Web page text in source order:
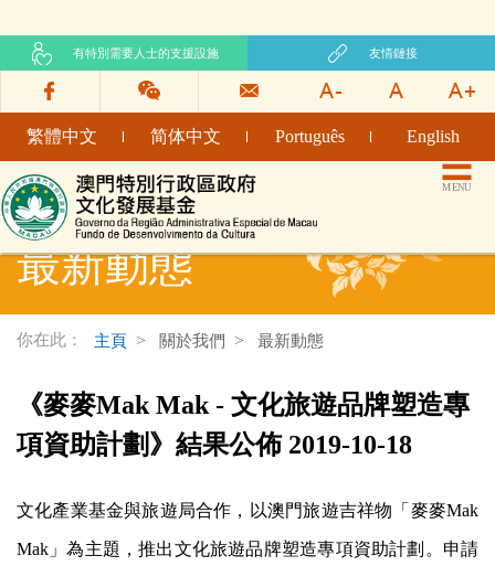
有特別需要人士的支援設施 友情鏈接
繁體中文 简体中文 Português English
文化發展基金網頁 MENU
最新動態
你在此： 主頁 關於我們 最新動態
《麥麥Mak Mak - 文化旅遊品牌塑造專
項資助計劃》結果公佈 2019-10-18
文化產業基金與旅遊局合作，以澳門旅遊吉祥物「麥麥Mak
Mak」為主題，推出文化旅遊品牌塑造專項資助計劃。申請